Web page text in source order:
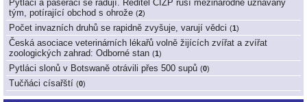
Pytláci a pašeráci se radují. Ředitel ČIŽP ruší mezinárodně uznávaný
tým, potírající obchod s ohrože (2)
Počet invazních druhů se rapidně zvyšuje, varují vědci (1 )
Česká asociace veterinárních lékařů volně žijících zvířat a zvířat
zoologických zahrad: Odborné stan (1 )
Pytláci slonů v Botswaně otrávili přes 500 supů (0)
Tučňáci císařští (0)